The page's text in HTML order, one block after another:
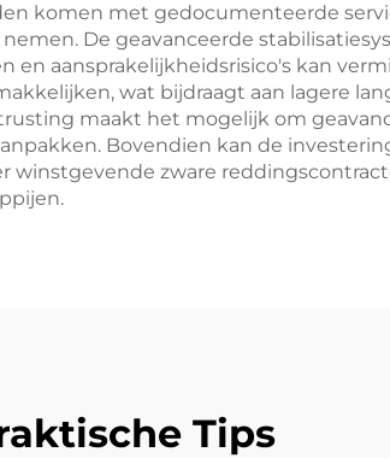
komen met gedocumenteerde
De geavanceerde
aansprakelijkheidsrisico's kan
wat bijdraagt aan lagere
maakt het mogelijk om
Bovendien kan de
zware
Tips